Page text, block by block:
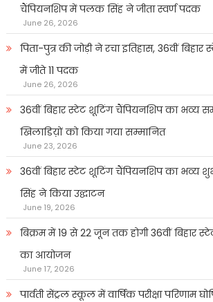
चैंपियनशिप में पलक सिंह ने जीता स्वर्ण पदक
June 26, 2026
पिता-पुत्र की जोड़ी ने रचा इतिहास, 36वीं
में जीते 11 पदक
June 26, 2026
36वीं बिहार स्टेट शूटिंग चैंपियनशिप का भव्य
खिलाडिय़ों को किया गया सम्मानित
June 23, 2026
36वीं बिहार स्टेट शूटिंग चैंपियनशिप का भव्य
सिंह ने किया उद्घाटन
June 19, 2026
बिक्रम में 19 से 22 जून तक होगी 36वीं बिहार
का आयोजन
June 17, 2026
पार्वती सेंट्रल स्कूल में वार्षिक परीक्षा परिणाम